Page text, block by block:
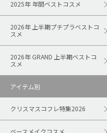
2025年 年間ベストコスメ
2026年 上半期プチプラベストコ
スメ
2026年 GRAND 上半期ベストコ
スメ
アイテム別
クリスマスコフレ特集2026
ベースメイクコスメ